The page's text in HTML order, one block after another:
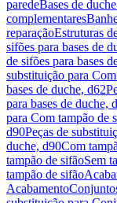
paredeBases de
complementares
reparaçãoEstruturas
sifões para bases de
de sifões para bases
substituição para
bases de duche, d62
para bases de duche,
para Com tampão de
d90Peças de
duche, d90Com
tampão de sifãoSem
tampão de sifão
Acabamento